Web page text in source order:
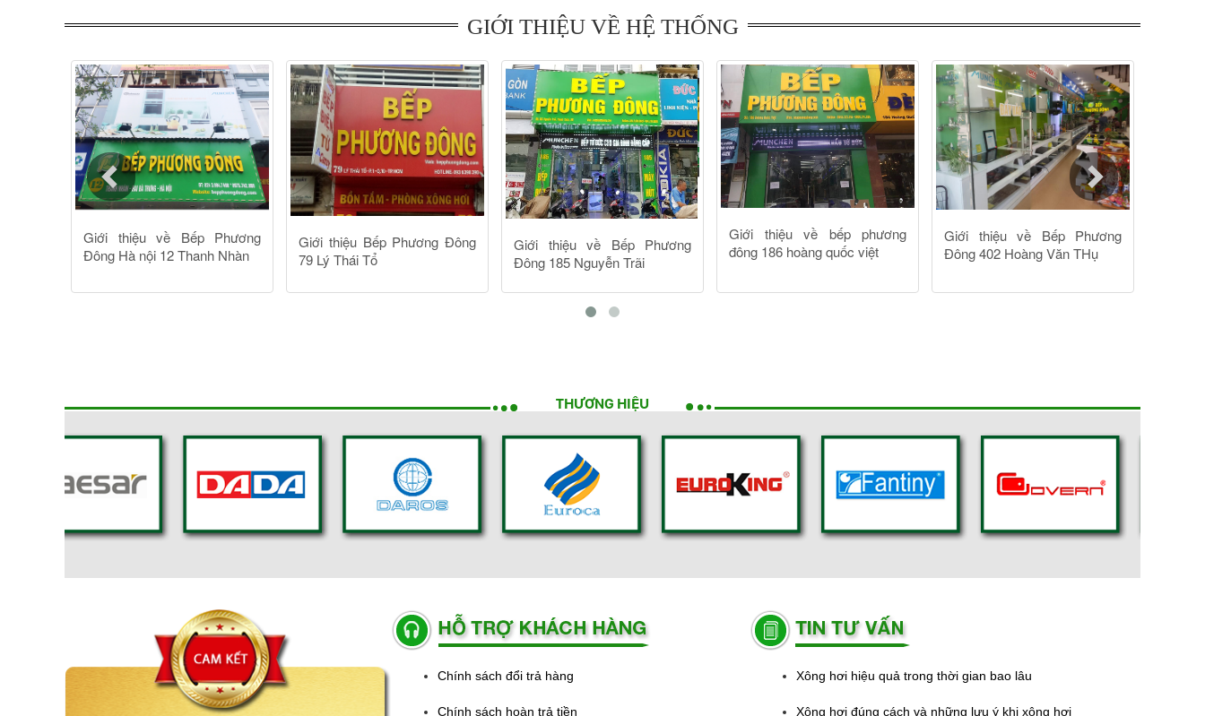
THƯƠNG HIỆU
Chính sách đổi trả hàng
Chính sách hoàn trả tiền
Xông hơi hiệu quả trong thời gian bao lâu
Xông hơi đúng cách và những lưu ý khi xông hơi